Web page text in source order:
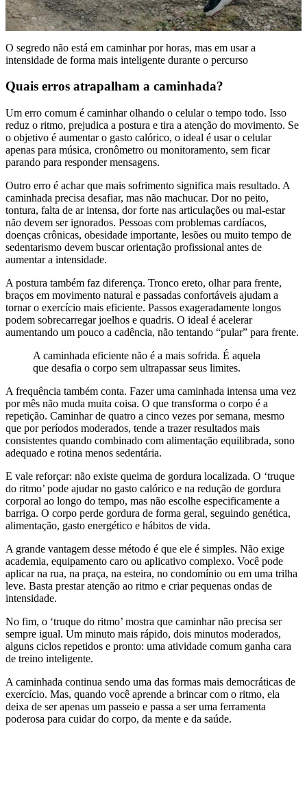
O segredo não está em caminhar por horas, mas em usar a
intensidade de forma mais inteligente durante o percurso
Quais erros atrapalham a caminhada?
Um erro comum é caminhar olhando o celular o tempo todo. Isso
reduz o ritmo, prejudica a postura e tira a atenção do movimento. Se
o objetivo é aumentar o gasto calórico, o ideal é usar o celular
apenas para música, cronômetro ou monitoramento, sem ficar
parando para responder mensagens.
Outro erro é achar que mais sofrimento significa mais resultado. A
caminhada precisa desafiar, mas não machucar. Dor no peito,
tontura, falta de ar intensa, dor forte nas articulações ou mal-estar
não devem ser ignorados. Pessoas com problemas cardíacos,
doenças crônicas, obesidade importante, lesões ou muito tempo de
sedentarismo devem buscar orientação profissional antes de
aumentar a intensidade.
A postura também faz diferença. Tronco ereto, olhar para frente,
braços em movimento natural e passadas confortáveis ajudam a
tornar o exercício mais eficiente. Passos exageradamente longos
podem sobrecarregar joelhos e quadris. O ideal é acelerar
aumentando um pouco a cadência, não tentando “pular” para frente.
A caminhada eficiente não é a mais sofrida. É aquela
que desafia o corpo sem ultrapassar seus limites.
A frequência também conta. Fazer uma caminhada intensa uma vez
por mês não muda muita coisa. O que transforma o corpo é a
repetição. Caminhar de quatro a cinco vezes por semana, mesmo
que por períodos moderados, tende a trazer resultados mais
consistentes quando combinado com alimentação equilibrada, sono
adequado e rotina menos sedentária.
E vale reforçar: não existe queima de gordura localizada. O ‘truque
do ritmo’ pode ajudar no gasto calórico e na redução de gordura
corporal ao longo do tempo, mas não escolhe especificamente a
barriga. O corpo perde gordura de forma geral, seguindo genética,
alimentação, gasto energético e hábitos de vida.
A grande vantagem desse método é que ele é simples. Não exige
academia, equipamento caro ou aplicativo complexo. Você pode
aplicar na rua, na praça, na esteira, no condomínio ou em uma trilha
leve. Basta prestar atenção ao ritmo e criar pequenas ondas de
intensidade.
No fim, o ‘truque do ritmo’ mostra que caminhar não precisa ser
sempre igual. Um minuto mais rápido, dois minutos moderados,
alguns ciclos repetidos e pronto: uma atividade comum ganha cara
de treino inteligente.
A caminhada continua sendo uma das formas mais democráticas de
exercício. Mas, quando você aprende a brincar com o ritmo, ela
deixa de ser apenas um passeio e passa a ser uma ferramenta
poderosa para cuidar do corpo, da mente e da saúde.